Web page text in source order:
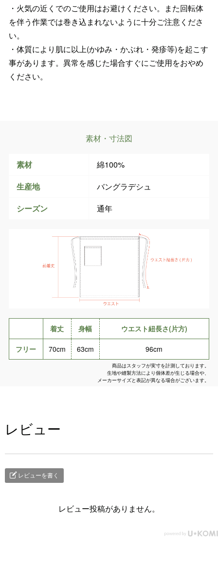
・火気の近くでのご使用はお避けください。また回転体
を伴う作業では巻き込まれないように十分ご注意くださ
い。
・体質により肌に以上(かゆみ・かぶれ・発疹等)を起こす
事があります。異常を感じた場合すぐにご使用をおやめ
ください。
素材・寸法図
素材
綿100%
生産地
バングラデシュ
シーズン
通年
着丈 身幅 ウエスト紐長さ(片方)
フリー 70cm 63cm 96cm
商品はスタッフが実寸を計測しております。
生地や縫製方法により個体差が生じる場合や、
メーカーサイズと表記が異なる場合がございます。
レビュー
レビューを書く
レビュー投稿がありません。